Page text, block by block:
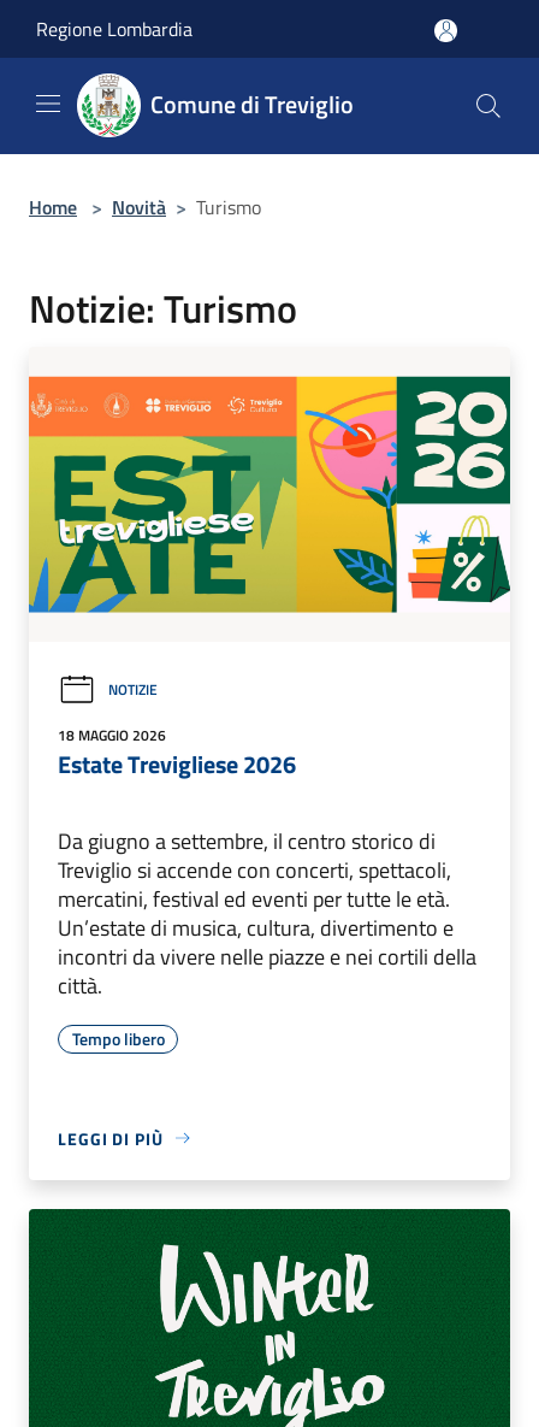
Regione Lombardia
Comune di Treviglio
Home > Novità > Turismo
Notizie: Turismo
NOTIZIE
18 MAGGIO 2026
Estate Trevigliese 2026
Da giugno a settembre, il centro storico di
Treviglio si accende con concerti, spettacoli,
mercatini, festival ed eventi per tutte le età.
Un’estate di musica, cultura, divertimento e
incontri da vivere nelle piazze e nei cortili della
città.
Tempo libero
LEGGI DI PIÙ